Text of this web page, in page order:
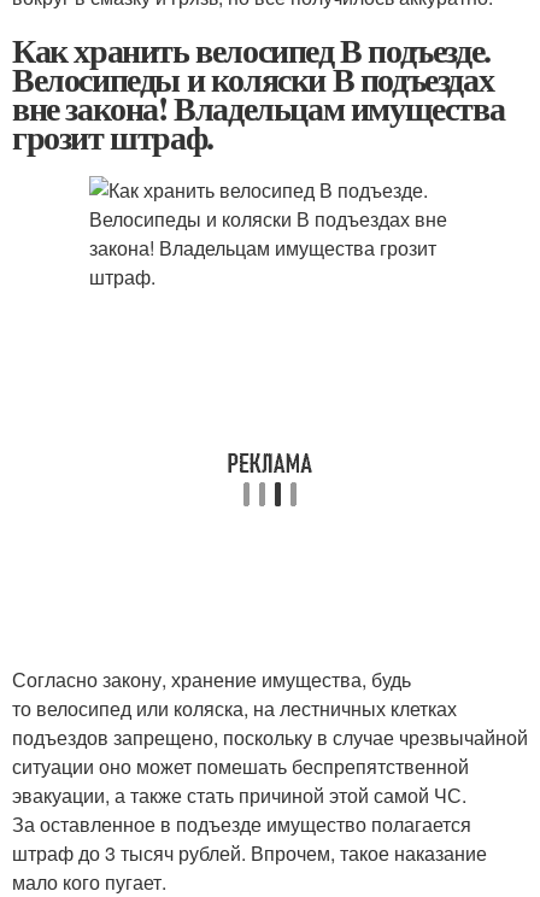
Как хранить велосипед В подъезде.
Велосипеды и коляски В подъездах
вне закона! Владельцам имущества
грозит штраф.
Согласно закону, хранение имущества, будь
то велосипед или коляска, на лестничных клетках
подъездов запрещено, поскольку в случае чрезвычайной
ситуации оно может помешать беспрепятственной
эвакуации, а также стать причиной этой самой ЧС.
За оставленное в подъезде имущество полагается
штраф до 3 тысяч рублей. Впрочем, такое наказание
мало кого пугает.